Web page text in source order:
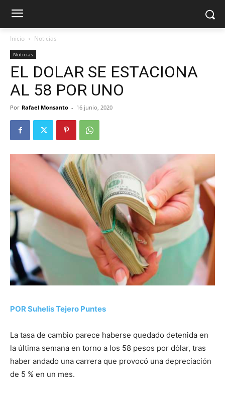
Inicio Noticias
Noticias
EL DOLAR SE ESTACIONA
AL 58 POR UNO
Por Rafael Monsanto - 16 junio, 2020
POR Suhelis Tejero Puntes
La tasa de cambio parece haberse quedado detenida en
la última semana en torno a los 58 pesos por dólar, tras
haber andado una carrera que provocó una depreciación
de 5 % en un mes.